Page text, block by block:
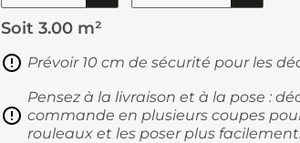
Soit 3.00 m²
Prévoir 10 cm de sécurité pour les
Pensez à la livraison et à la pose :
commande en plusieurs coupes
rouleaux et les poser plus facilement.